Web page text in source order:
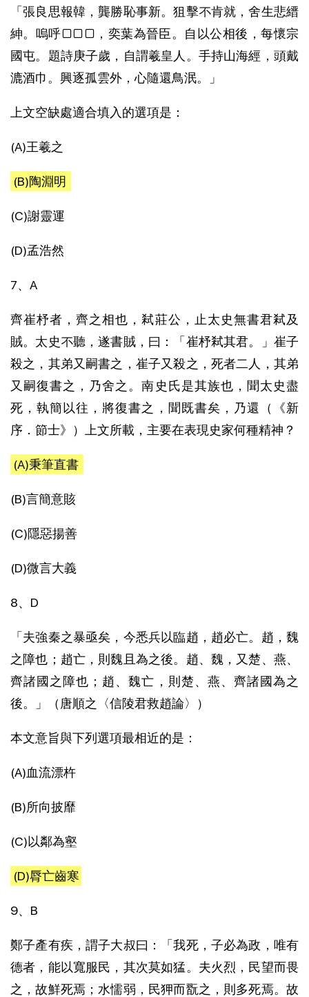
「張良思報韓，龔勝恥事新。狙擊不肯就，舍生悲縉
紳。嗚呼□□□，奕葉為晉臣。自以公相後，每懷宗
國屯。題詩庚子歲，自謂羲皇人。手持山海經，頭戴
漉酒巾。興逐孤雲外，心隨還鳥泯。」
上文空缺處適合填入的選項是：
(A)王羲之
(B)陶淵明
(C)謝靈運
(D)孟浩然
7、A
齊崔杼者，齊之相也，弒莊公，止太史無書君弒及
賊。太史不聽，遂書賊，曰：「崔杼弒其君。」崔子
殺之，其弟又嗣書之，崔子又殺之，死者二人，其弟
又嗣復書之，乃舍之。南史氏是其族也，聞太史盡
死，執簡以往，將復書之，聞既書矣，乃還（《新
序．節士》）上文所載，主要在表現史家何種精神？
(A)秉筆直書
(B)言簡意賅
(C)隱惡揚善
(D)微言大義
8、D
「夫強秦之暴亟矣，今悉兵以臨趙，趙必亡。趙，魏
之障也；趙亡，則魏且為之後。趙、魏，又楚、燕、
齊諸國之障也；趙、魏亡，則楚、燕、齊諸國為之
後。」（唐順之〈信陵君救趙論〉）
本文意旨與下列選項最相近的是：
(A)血流漂杵
(B)所向披靡
(C)以鄰為壑
(D)脣亡齒寒
9、B
鄭子產有疾，謂子大叔曰：「我死，子必為政，唯有
德者，能以寬服民，其次莫如猛。夫火烈，民望而畏
之，故鮮死焉；水懦弱，民狎而翫之，則多死焉。故